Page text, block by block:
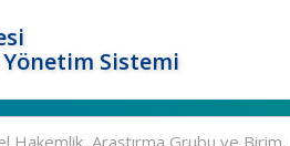
Sistemi